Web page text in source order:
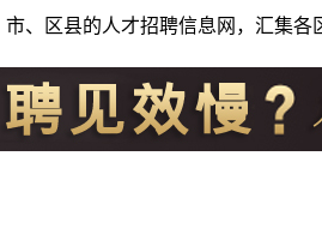
、区县的人才招聘信息网，汇集